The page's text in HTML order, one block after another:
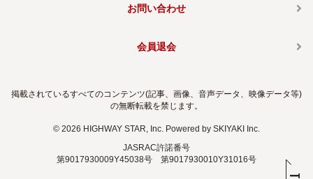
お問い合わせ
会員退会
掲載されているすべてのコンテンツ(記事、画像、音声データ、映像データ等)
の無断転載を禁じます。
© 2026 HIGHWAY STAR, Inc. Powered by SKIYAKI Inc.
JASRAC許諾番号
第9017930009Y45038号 第9017930010Y31016号